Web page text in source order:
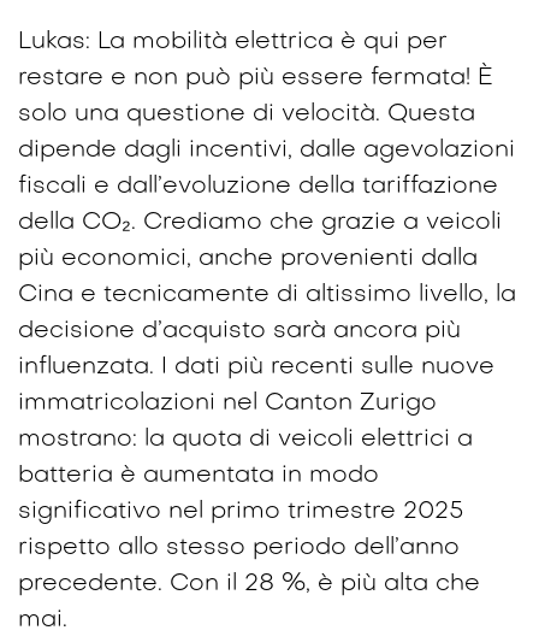
Lukas: La mobilità elettrica è qui per
restare e non può più essere fermata! È
solo una questione di velocità. Questa
dipende dagli incentivi, dalle agevolazioni
fiscali e dall’evoluzione della tariffazione
della CO₂. Crediamo che grazie a veicoli
più economici, anche provenienti dalla
Cina e tecnicamente di altissimo livello, la
decisione d’acquisto sarà ancora più
influenzata. I dati più recenti sulle nuove
immatricolazioni nel Canton Zurigo
mostrano: la quota di veicoli elettrici a
batteria è aumentata in modo
significativo nel primo trimestre 2025
rispetto allo stesso periodo dell’anno
precedente. Con il 28 %, è più alta che
mai.